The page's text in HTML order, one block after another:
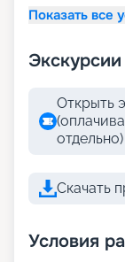
Показать все
Экскурсии
Открыть
отдельно)
Скачать
Условия